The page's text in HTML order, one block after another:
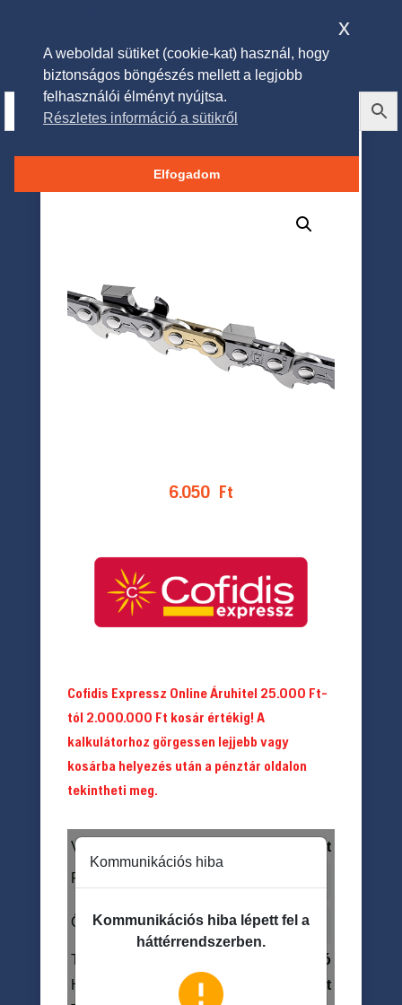
Fűrészlánc 3/8″ 1.3mm 55
szem X-CUT
6.050 Ft
Cofidis Expressz Online Áruhitel 25.000 Ft-
tól 2.000.000 Ft kosár értékig! A
kalkulátorhoz görgessen lejjebb vagy
kosárba helyezés után a pénztár oldalon
tekintheti meg.
A weboldal sütiket (cookie-kat) használ, hogy
biztonságos böngészés mellett a legjobb
felhasználói élményt nyújtsa.
Részletes információ a sütikről
Elfogadom
x